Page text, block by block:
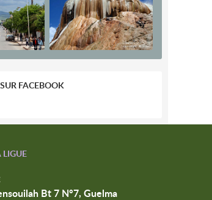
FACEBOOK
LIGUE
Bt 7 N°7, Guelma